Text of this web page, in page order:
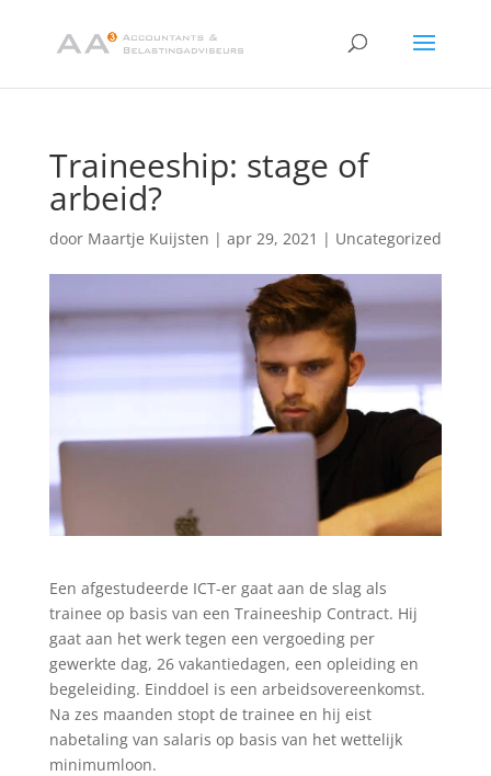
Traineeship: stage of
arbeid?
door Maartje Kuijsten | apr 29, 2021 | Uncategorized
Een afgestudeerde ICT-er gaat aan de slag als
trainee op basis van een Traineeship Contract. Hij
gaat aan het werk tegen een vergoeding per
gewerkte dag, 26 vakantiedagen, een opleiding en
begeleiding. Einddoel is een arbeidsovereenkomst.
Na zes maanden stopt de trainee en hij eist
nabetaling van salaris op basis van het wettelijk
minimumloon.